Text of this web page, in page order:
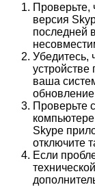
Проверьте,
версия
последней
Убедитесь,
устройстве
ваша
Проверьте
Skype
отключите
Если